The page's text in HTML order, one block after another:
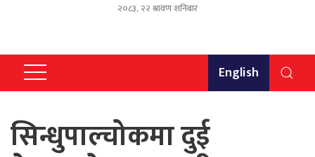
२०८३, २२ श्रावण शनिबार
English
सिन्धुपाल्चोकमा दुई